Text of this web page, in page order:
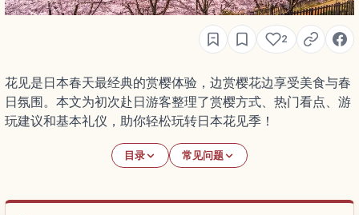
2
花见是日本春天最经典的赏樱体验，边赏樱花边享受美食与春
日氛围。本文为初次赴日游客整理了赏樱方式、热门看点、游
玩建议和基本礼仪，助你轻松玩转日本花见季！
目录 常见问题